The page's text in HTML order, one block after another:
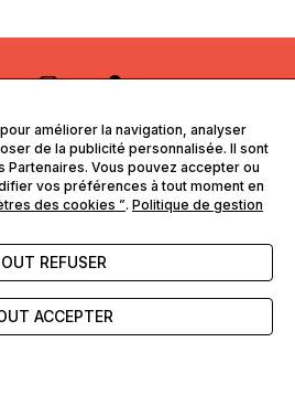
ENVOYER
FAQ
Nous contacter
améliorer la navigation, analyser
de la publicité personnalisée. Il sont
Vous pouvez accepter ou
vos préférences à tout moment en
des cookies ”. Politique de gestion
REFUSER
ACCEPTER